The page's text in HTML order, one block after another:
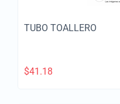
TUBO TOALLERO
$41.18